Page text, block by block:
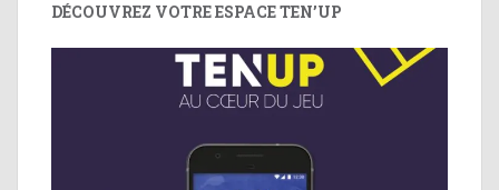
DÉCOUVREZ VOTRE ESPACE TEN’UP